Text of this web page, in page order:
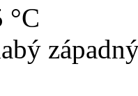
°C